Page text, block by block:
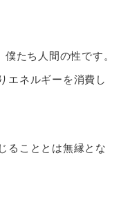
僕たち人間の性です。
エネルギーを消費し
ることとは無縁とな